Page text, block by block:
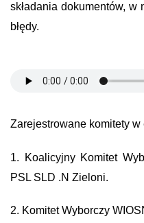
składania dokumentów, w
błędy.
Zarejestrowane komitety w
1. Koalicyjny Komitet
PSL SLD .N Zieloni.
2. Komitet Wyborczy